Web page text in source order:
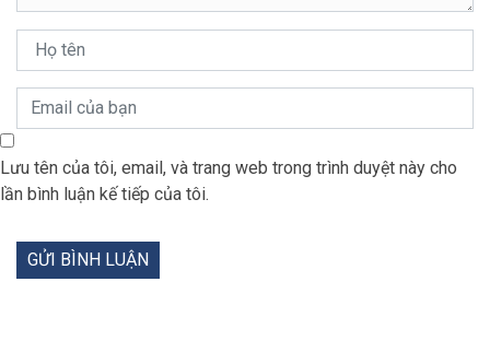
Lưu tên của tôi, email, và trang web trong trình duyệt này cho
lần bình luận kế tiếp của tôi.